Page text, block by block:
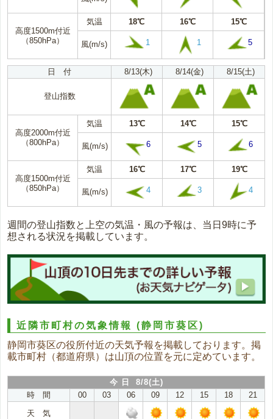
高度1500m付近
（850hPa）
気温 18℃ 16℃ 15℃
風(m/s) 1 1 5
日 付 8/13(木) 8/14(金) 8/15(土)
登山指数
高度2000m付近
（800hPa）
気温 13℃ 14℃ 15℃
風(m/s) 6 5 6
高度1500m付近
（850hPa）
気温 16℃ 17℃ 19℃
風(m/s) 4 3 4
週間の登山指数と上空の気温・風の予報は、当日9時に予
想される状況を掲載しています。
近隣市町村の気象情報(静岡市葵区)
静岡市葵区の役所付近の天気予報を掲載しております。掲
載市町村（都道府県）は山頂の位置を元に定めています。
今 日 8/8(土)
時 間
00 03 06 09 12 15 18
21
天 気